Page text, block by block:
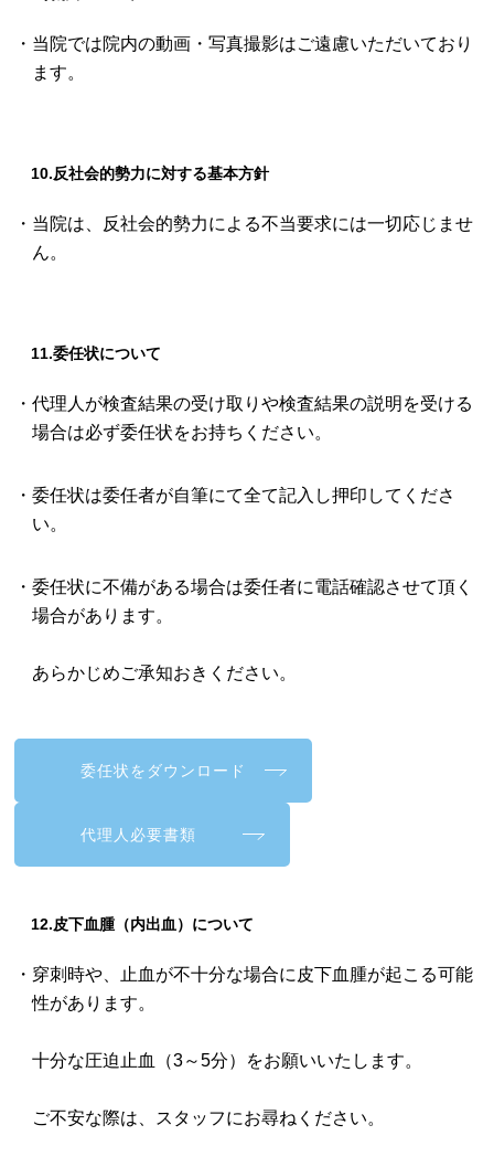
・当院では院内の動画・写真撮影はご遠慮いただいており
ます。
10.反社会的勢力に対する基本方針
・当院は、反社会的勢力による不当要求には一切応じませ
ん。
11.委任状について
・代理人が検査結果の受け取りや検査結果の説明を受ける
場合は必ず委任状をお持ちください。
・委任状は委任者が自筆にて全て記入し押印してくださ
い。
・委任状に不備がある場合は委任者に電話確認させて頂く
場合があります。
あらかじめご承知おきください。
委任状をダウンロード
代理人必要書類
12.皮下血腫（内出血）について
・穿刺時や、止血が不十分な場合に皮下血腫が起こる可能
性があります。
十分な圧迫止血（3～5分）をお願いいたします。
ご不安な際は、スタッフにお尋ねください。